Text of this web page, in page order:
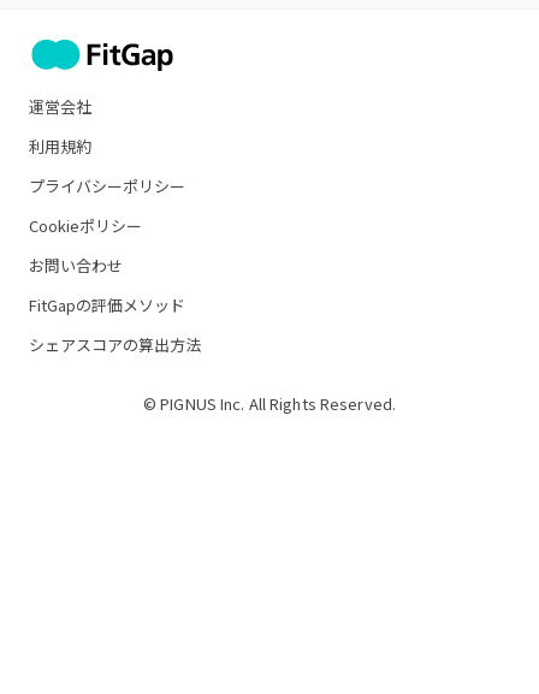
運営会社
利用規約
プライバシーポリシー
Cookieポリシー
お問い合わせ
FitGapの評価メソッド
シェアスコアの算出方法
© PIGNUS Inc. All Rights Reserved.